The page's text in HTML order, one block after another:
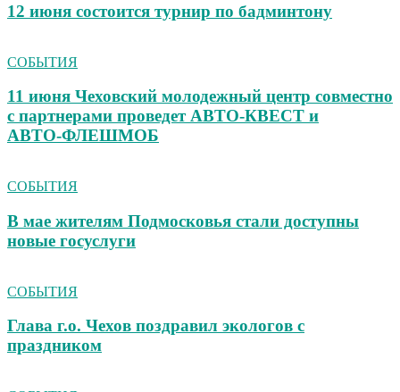
12 июня состоится турнир по бадминтону
СОБЫТИЯ
11 июня Чеховский молодежный центр совместно
с партнерами проведет АВТО‑КВЕСТ и
АВТО‑ФЛЕШМОБ
СОБЫТИЯ
В мае жителям Подмосковья стали доступны
новые госуслуги
СОБЫТИЯ
Глава г.о. Чехов поздравил экологов с
праздником